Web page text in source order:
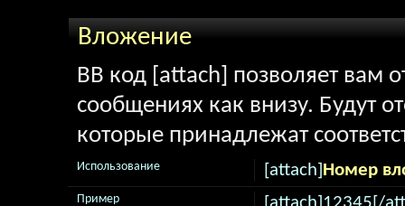
Вложение
BB код [attach] позволяет вам
сообщениях как внизу. Будут
которые принадлежат
[attach] Номер
Использование
Пример